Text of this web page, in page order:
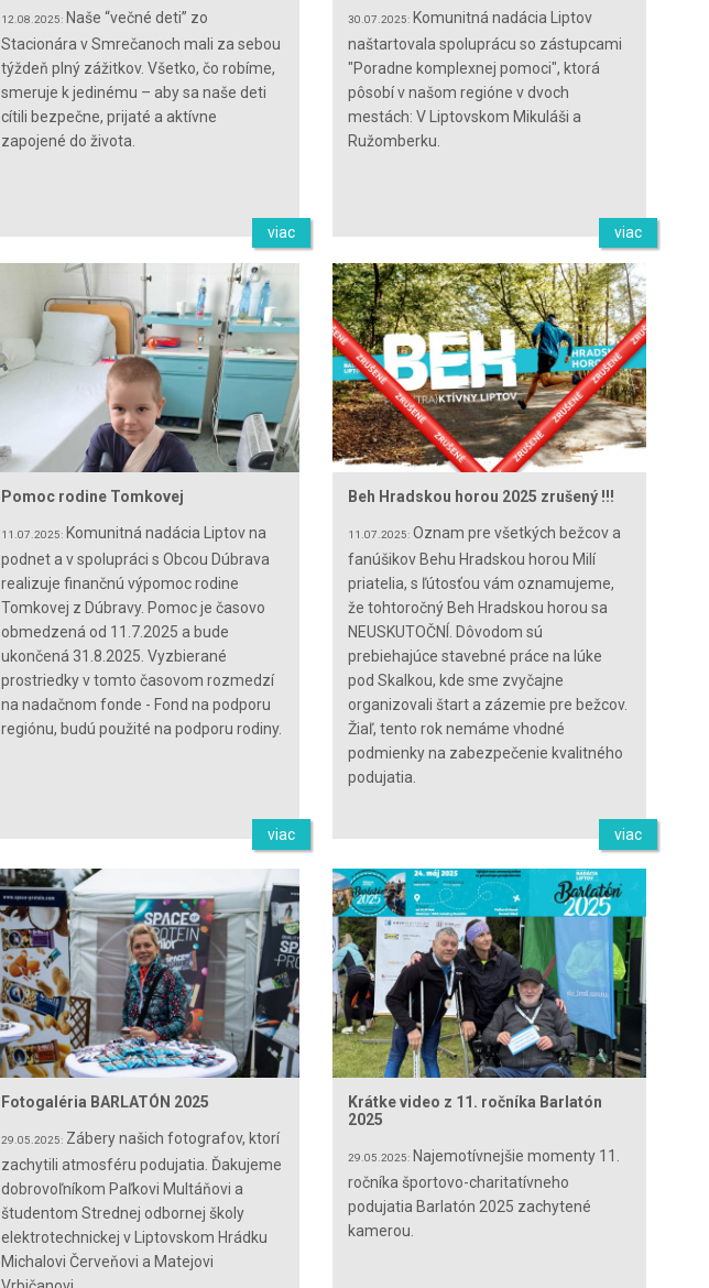
12.08.2025: Naše “večné deti” zo
Stacionára v Smrečanoch mali za sebou
týždeň plný zážitkov. Všetko, čo robíme,
smeruje k jedinému – aby sa naše deti
cítili bezpečne, prijaté a aktívne
zapojené do života.
viac
30.07.2025: Komunitná nadácia Liptov
naštartovala spoluprácu so zástupcami
"Poradne komplexnej pomoci", ktorá
pôsobí v našom regióne v dvoch
mestách: V Liptovskom Mikuláši a
Ružomberku.
viac
Pomoc rodine Tomkovej
11.07.2025: Komunitná nadácia Liptov na
podnet a v spolupráci s Obcou Dúbrava
realizuje finančnú výpomoc rodine
Tomkovej z Dúbravy. Pomoc je časovo
obmedzená od 11.7.2025 a bude
ukončená 31.8.2025. Vyzbierané
prostriedky v tomto časovom rozmedzí
na nadačnom fonde - Fond na podporu
regiónu, budú použité na podporu rodiny.
viac
Beh Hradskou horou 2025 zrušený !!!
11.07.2025: Oznam pre všetkých bežcov a
fanúšikov Behu Hradskou horou Milí
priatelia, s ľútosťou vám oznamujeme,
že tohtoročný Beh Hradskou horou sa
NEUSKUTOČNÍ. Dôvodom sú
prebiehajúce stavebné práce na lúke
pod Skalkou, kde sme zvyčajne
organizovali štart a zázemie pre bežcov.
Žiaľ, tento rok nemáme vhodné
podmienky na zabezpečenie kvalitného
podujatia.
viac
Fotogaléria BARLATÓN 2025
29.05.2025: Zábery našich fotografov, ktorí
zachytili atmosféru podujatia. Ďakujeme
dobrovoľníkom Paľkovi Multáňovi a
študentom Strednej odbornej školy
elektrotechnickej v Liptovskom Hrádku
Michalovi Červeňovi a Matejovi
Krátke video z 11. ročníka Barlatón
2025
29.05.2025: Najemotívnejšie momenty 11.
ročníka športovo-charitatívneho
podujatia Barlatón 2025 zachytené
kamerou.